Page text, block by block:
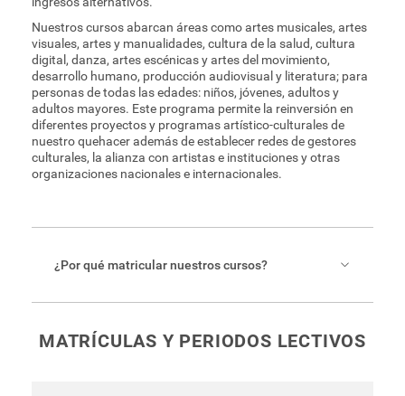
Nuestros cursos abarcan áreas como artes musicales, artes
visuales, artes y manualidades, cultura de la salud, cultura
digital, danza, artes escénicas y artes del movimiento,
desarrollo humano, producción audiovisual y literatura; para
personas de todas las edades: niños, jóvenes, adultos y
adultos mayores. Este programa permite la reinversión en
diferentes proyectos y programas artístico-culturales de
nuestro quehacer además de establecer redes de gestores
culturales, la alianza con artistas e instituciones y otras
organizaciones nacionales e internacionales.
¿Por qué matricular nuestros cursos?
compromiso siempre ha sido con la excelencia, la
MATRÍCULAS Y PERIODOS LECTIVOS